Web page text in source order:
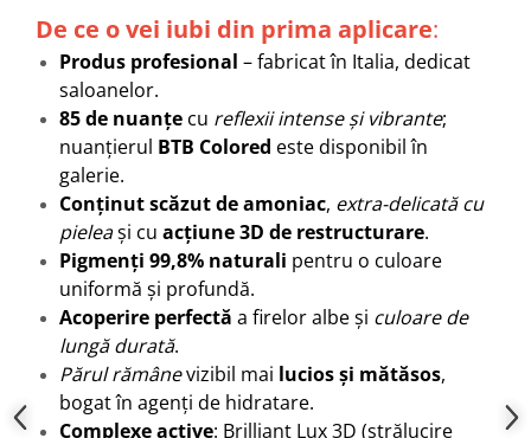
De ce o vei iubi din prima aplicare:
Produs profesional – fabricat în Italia, dedicat
saloanelor.
85 de nuanțe cu reflexii intense și vibrante;
nuanțierul BTB Colored este disponibil în
galerie.
Conținut scăzut de amoniac, extra-delicată cu
pieleași cu acțiune 3D de restructurare.
Pigmenți 99,8% naturali pentru o culoare
uniformă și profundă.
Acoperire perfectă a firelor albe și culoare de
lungă durată.
Părul rămânevizibil mai lucios și mătăsos,
bogat în agenți de hidratare.
Complexe active: Brilliant Lux 3D (strălucire